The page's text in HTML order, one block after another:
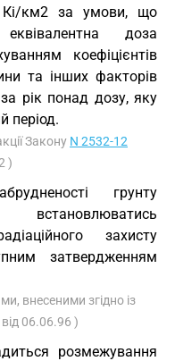
Кі/км2 за умови, що
доза
коефіцієнтів
та інших факторів
рік понад дозу, яку
період.
Закону N 2532-12
)
грунту
захисту
затвердженням
внесеними згідно із
06.06.96 )
розмежування